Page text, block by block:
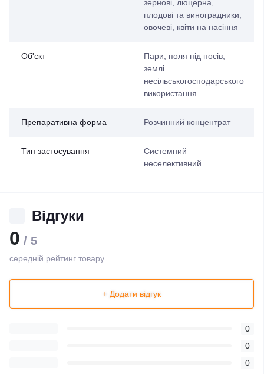
зернові, люцерна,
плодові та виноградники,
овочеві, квіти на насіння
Об'єкт
Пари, поля під посів,
землі
несільськогосподарського
використання
Препаративна форма Розчинний концентрат
Тип застосування
Системний
неселективний
Відгуки
0 / 5
середній рейтинг товару
+ Додати відгук
0
0
0